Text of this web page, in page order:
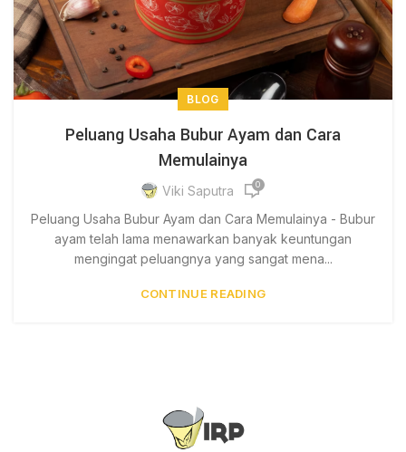
BLOG
Peluang Usaha Bubur Ayam dan Cara
Memulainya
Viki Saputra 0
Peluang Usaha Bubur Ayam dan Cara Memulainya - Bubur
ayam telah lama menawarkan banyak keuntungan
mengingat peluangnya yang sangat mena...
CONTINUE READING